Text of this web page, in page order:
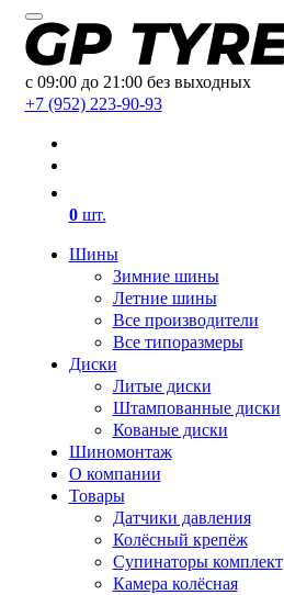
с 09:00 до 21:00 без выходных
+7 (952) 223-90-93
0шт.
Шины
Зимние шины
Летние шины
Все производители
Все типоразмеры
Диски
Литые диски
Штампованные диски
Кованые диски
Шиномонтаж
О компании
Товары
Датчики давления
Колёсный крепёж
Супинаторы комплект
Камера колёсная